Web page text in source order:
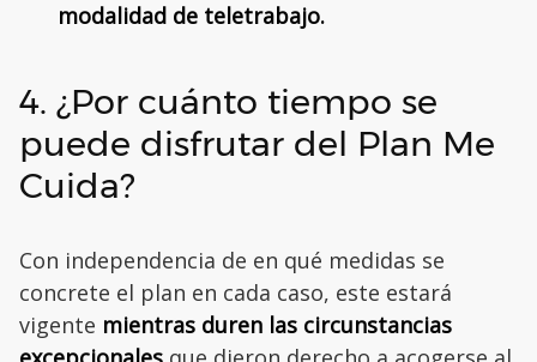
modalidad de teletrabajo.
4. ¿Por cuánto tiempo se
puede disfrutar del Plan Me
Cuida?
Con independencia de en qué medidas se
concrete el plan en cada caso, este estará
vigente mientras duren las circunstancias